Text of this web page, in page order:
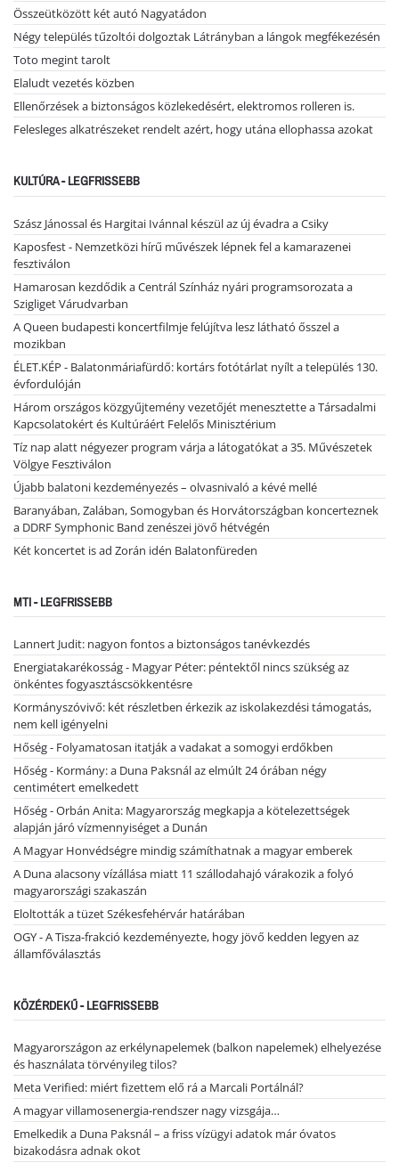
Összeütközött két autó Nagyatádon
Négy település tűzoltói dolgoztak Látrányban a lángok megfékezésén
Toto megint tarolt
Elaludt vezetés közben
Ellenőrzések a biztonságos közlekedésért, elektromos rolleren is.
Felesleges alkatrészeket rendelt azért, hogy utána ellophassa azokat
KULTÚRA - LEGFRISSEBB
Szász Jánossal és Hargitai Ivánnal készül az új évadra a Csiky
Kaposfest - Nemzetközi hírű művészek lépnek fel a kamarazenei
fesztiválon
Hamarosan kezdődik a Centrál Színház nyári programsorozata a
Szigliget Várudvarban
A Queen budapesti koncertfilmje felújítva lesz látható ősszel a
mozikban
ÉLET.KÉP - Balatonmáriafürdő: kortárs fotótárlat nyílt a település 130.
évfordulóján
Három országos közgyűjtemény vezetőjét menesztette a Társadalmi
Kapcsolatokért és Kultúráért Felelős Minisztérium
Tíz nap alatt négyezer program várja a látogatókat a 35. Művészetek
Völgye Fesztiválon
Újabb balatoni kezdeményezés – olvasnivaló a kévé mellé
Baranyában, Zalában, Somogyban és Horvátországban koncerteznek
a DDRF Symphonic Band zenészei jövő hétvégén
Két koncertet is ad Zorán idén Balatonfüreden
MTI - LEGFRISSEBB
Lannert Judit: nagyon fontos a biztonságos tanévkezdés
Energiatakarékosság - Magyar Péter: péntektől nincs szükség az
önkéntes fogyasztáscsökkentésre
Kormányszóvivő: két részletben érkezik az iskolakezdési támogatás,
nem kell igényelni
Hőség - Folyamatosan itatják a vadakat a somogyi erdőkben
Hőség - Kormány: a Duna Paksnál az elmúlt 24 órában négy
centimétert emelkedett
Hőség - Orbán Anita: Magyarország megkapja a kötelezettségek
alapján járó vízmennyiséget a Dunán
A Magyar Honvédségre mindig számíthatnak a magyar emberek
A Duna alacsony vízállása miatt 11 szállodahajó várakozik a folyó
magyarországi szakaszán
Eloltották a tüzet Székesfehérvár határában
OGY - A Tisza-frakció kezdeményezte, hogy jövő kedden legyen az
államfőválasztás
KÖZÉRDEKŰ - LEGFRISSEBB
Magyarországon az erkélynapelemek (balkon napelemek) elhelyezése
és használata törvényileg tilos?
Meta Verified: miért fizettem elő rá a Marcali Portálnál?
A magyar villamosenergia-rendszer nagy vizsgája…
Emelkedik a Duna Paksnál – a friss vízügyi adatok már óvatos
bizakodásra adnak okot